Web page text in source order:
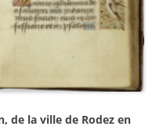
de la ville de Rodez en